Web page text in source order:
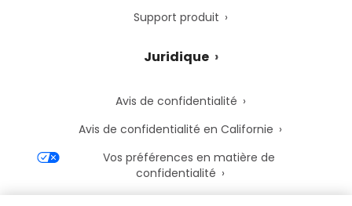
Support produit
Juridique
Avis de confidentialité
Avis de confidentialité en Californie
Vos préférences en matière de
confidentialité